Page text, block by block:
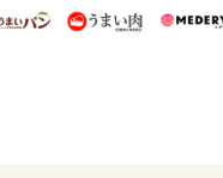
特集
いめし うまいパン うまい肉